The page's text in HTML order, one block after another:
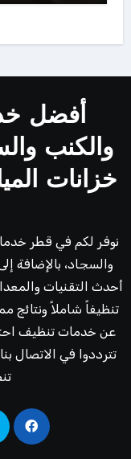
أفضل
والكنب
خزانات
نوفر لكم في قطر
والسجاد، بالإضافة
أحدث التقنيات
تنظيفاً شاملاً ونتائج
عن خدمات تنظيف